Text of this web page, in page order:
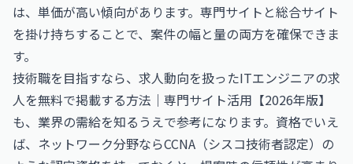
は、単価が高い傾向があります。専門サイトと総合サイト
を掛け持ちすることで、案件の幅と量の両方を確保できま
す。
技術職を目指すなら、求人動向を扱ったITエンジニアの求
人を無料で掲載する方法｜専門サイト活用【2026年版】
も、業界の需給を知るうえで参考になります。資格でいえ
ば、ネットワーク分野ならCCNA（シスコ技術者認定） の